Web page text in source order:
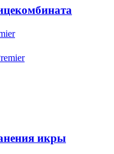
икры